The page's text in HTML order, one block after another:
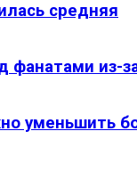
средняя
фанатами из-
уменьшить